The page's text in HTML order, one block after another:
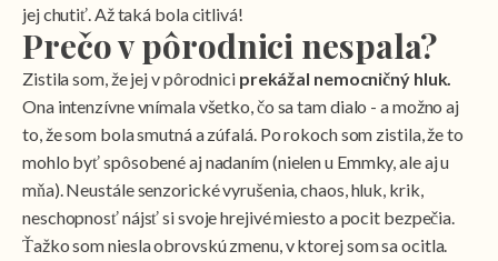
jej chutiť. Až taká bola citlivá!
Prečo v pôrodnici nespala?
Zistila som, že jej v pôrodnici prekážal nemocničný hluk.
Ona intenzívne vnímala všetko, čo sa tam dialo - a možno aj
to, že som bola smutná a zúfalá. Po rokoch som zistila, že to
mohlo byť spôsobené aj nadaním (nielen u Emmky, ale aj u
mňa). Neustále senzorické vyrušenia, chaos, hluk, krik,
neschopnosť nájsť si svoje hrejivé miesto a pocit bezpečia.
Ťažko som niesla obrovskú zmenu, v ktorej som sa ocitla.